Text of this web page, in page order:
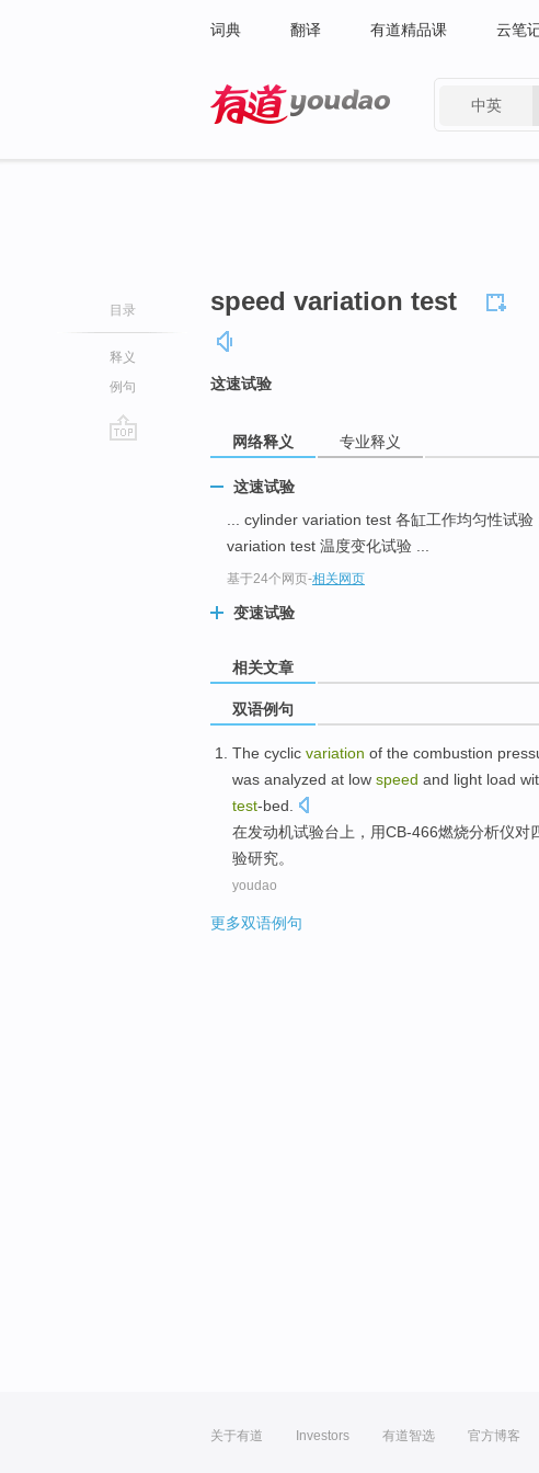
词典 翻译 有道精品课 云笔
中英
目录
释义
例句
speed variation test
这速试验
网络释义 专业释义
这速试验
... cylinder variation test 各缸工作均匀性试验
variation test 温度变化试验 ...
基于24个网页-相关网页
变速试验
相关文章
双语例句
The cyclic variation of the combustion
was analyzed at low speed and light load
test-bed
在发动机试验台上 ， 用CB-466燃烧分析仪对
验研究。
youdao
更多双语例句
关于有道 Investors 有道智选 官方博客